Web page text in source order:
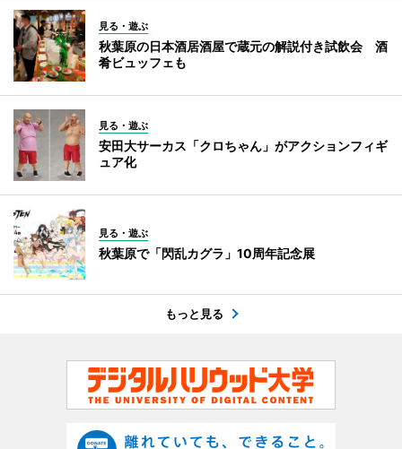
見る・遊ぶ
秋葉原の日本酒居酒屋で蔵元の解説付き試飲会 酒
肴ビュッフェも
見る・遊ぶ
安田大サーカス「クロちゃん」がアクションフィギ
ュア化
見る・遊ぶ
秋葉原で「閃乱カグラ」10周年記念展
もっと見る